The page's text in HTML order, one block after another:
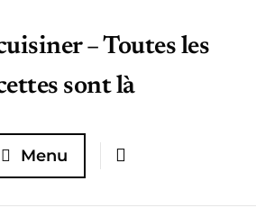
– Toutes les
sont là
Menu